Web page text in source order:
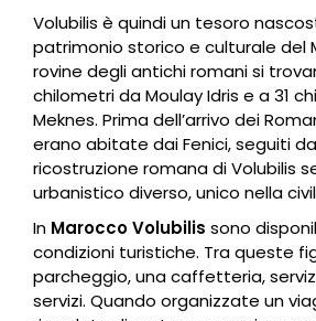
Volubilis è quindi un tesoro
patrimonio storico e culturale del
rovine degli antichi romani si
chilometri da Moulay Idris e a 31
Meknes. Prima dell’arrivo dei
erano abitate dai Fenici, seguiti
ricostruzione romana di Volubilis
urbanistico diverso, unico nella
In Marocco Volubilis sono
condizioni turistiche. Tra queste
parcheggio, una caffetteria,
servizi. Quando organizzate un